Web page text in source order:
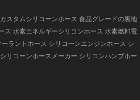
カスタムシリコーンホース 食品グレードの裏地
ス 水素エネルギーシリコンホース 水素燃料電
ラントホース シリコーンエンジンホース シ
シリコーンホースメーカー シリコンハンプホー